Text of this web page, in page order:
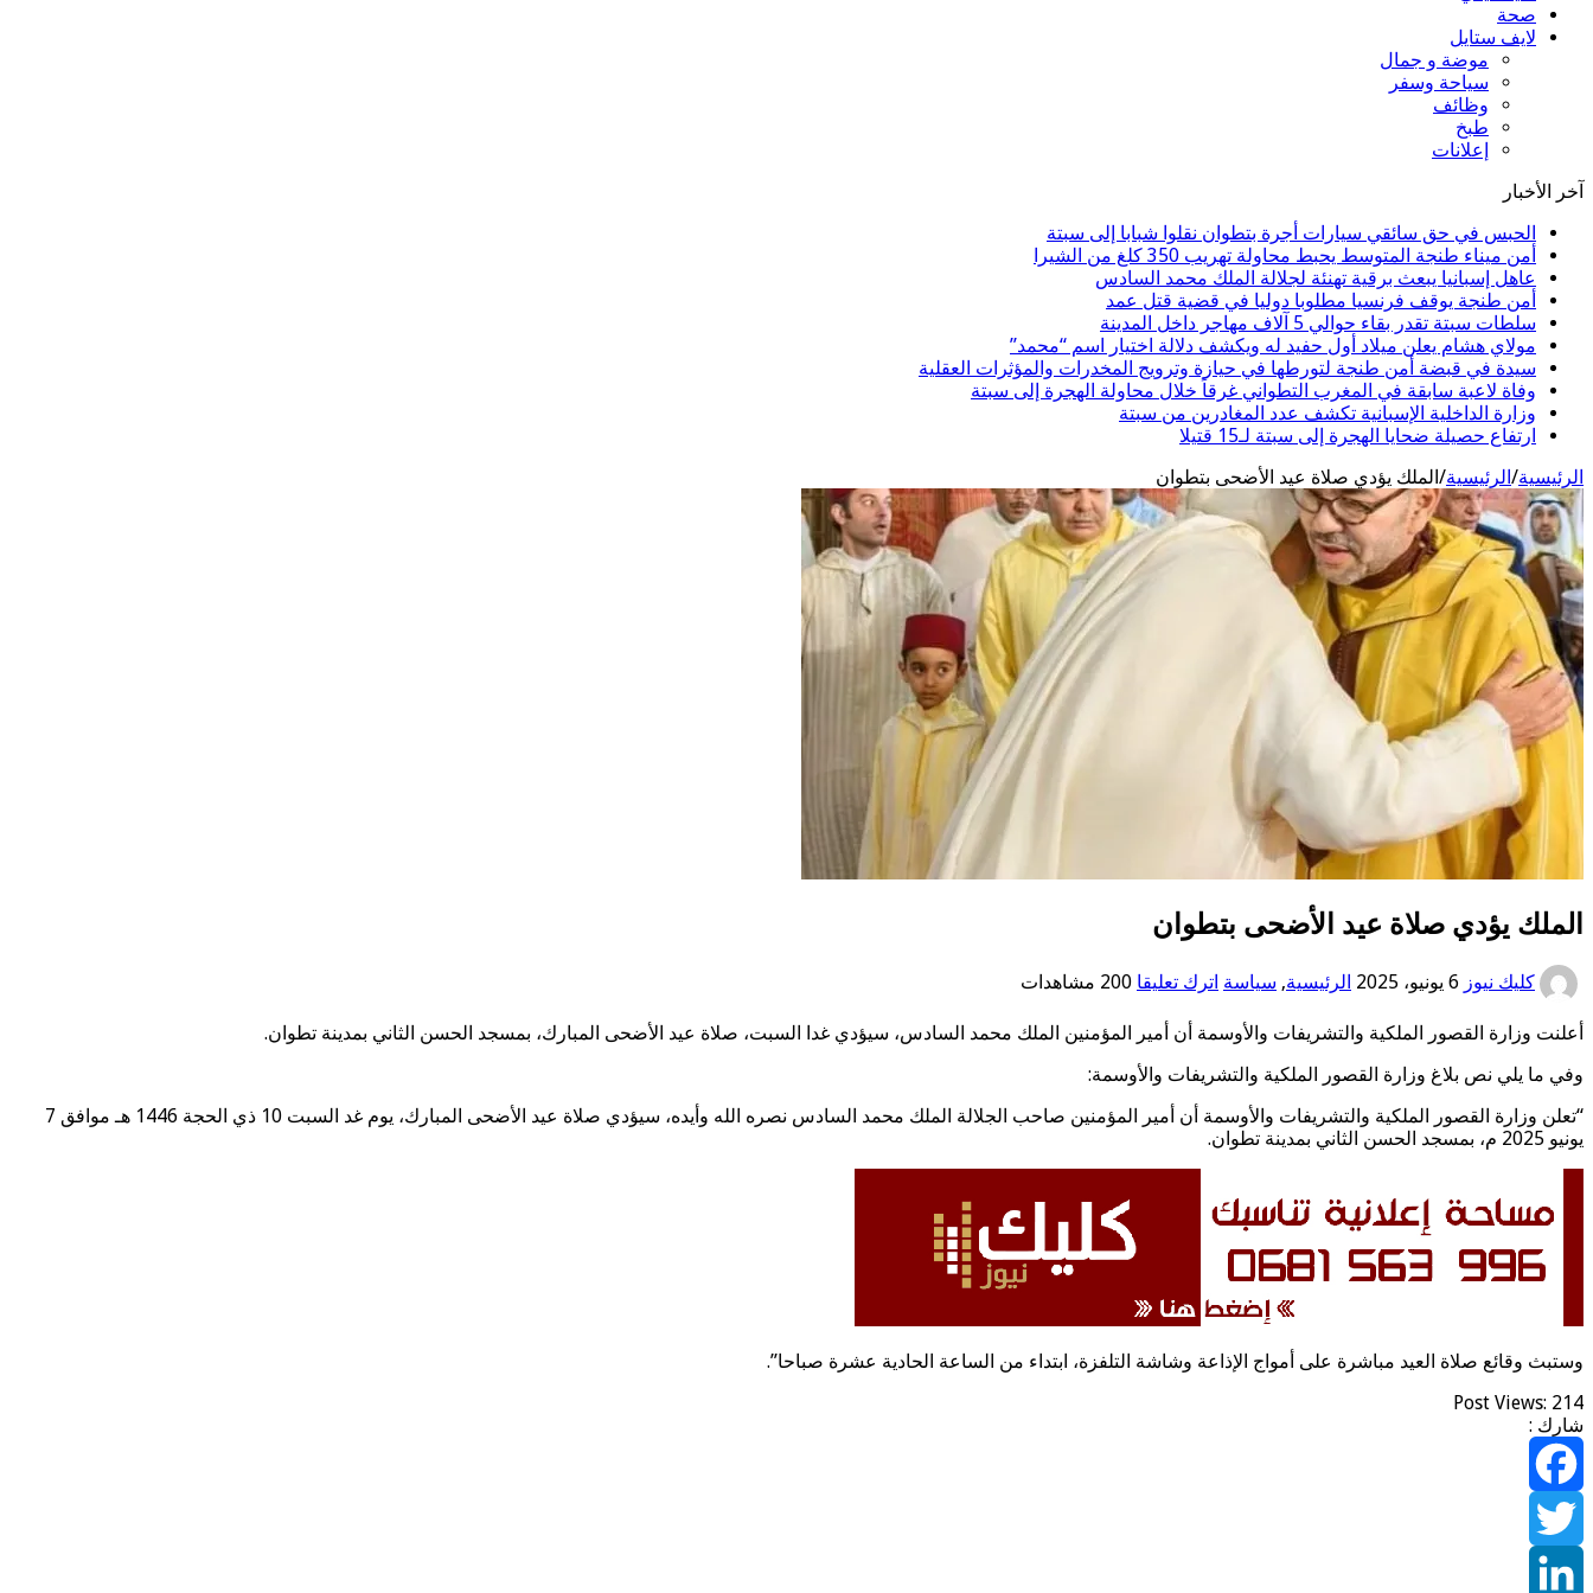
صحة
لايف ستايل
موضة و جمال
سياحة وسفر
وظائف
طبخ
إعلانات
آخر الأخبار
الحبس في حق سائقي سيارات أجرة بتطوان نقلوا شبابا إلى سبتة
أمن ميناء طنجة المتوسط يحبط محاولة تهريب 350 كلغ من الشيرا
عاهل إسبانيا يبعث برقية تهنئة لجلالة الملك محمد السادس
أمن طنجة يوقف فرنسيا مطلوبا دوليا في قضية قتل عمد
سلطات سبتة تقدر بقاء حوالي 5 آلاف مهاجر داخل المدينة
مولاي هشام يعلن ميلاد أول حفيد له ويكشف دلالة اختيار اسم “محمد”
سيدة في قبضة أمن طنجة لتورطها في حيازة وترويج المخدرات والمؤثرات العقلية
وفاة لاعبة سابقة في المغرب التطواني غرقاً خلال محاولة الهجرة إلى سبتة
وزارة الداخلية الإسبانية تكشف عدد المغادرين من سبتة
ارتفاع حصيلة ضحايا الهجرة إلى سبتة لـ15 قتيلا
الرئيسية/الرئيسية/الملك يؤدي صلاة عيد الأضحى بتطوان
الملك يؤدي صلاة عيد الأضحى بتطوان
كليك نيوز 6 يونيو، 2025 الرئيسية, سياسة اترك تعليقا 200 مشاهدات
أعلنت وزارة القصور الملكية والتشريفات والأوسمة أن أمير المؤمنين الملك محمد السادس، سيؤدي غدا السبت، صلاة عيد الأضحى المبارك، بمسجد الحسن الثاني بمدينة تطوان.
وفي ما يلي نص بلاغ وزارة القصور الملكية والتشريفات والأوسمة:
“تعلن وزارة القصور الملكية والتشريفات والأوسمة أن أمير المؤمنين صاحب الجلالة الملك محمد السادس نصره الله وأيده، سيؤدي صلاة عيد الأضحى المبارك، يوم غد السبت 10 ذي الحجة 1446 هـ موافق 7
يونيو 2025 م، بمسجد الحسن الثاني بمدينة تطوان.
وستبث وقائع صلاة العيد مباشرة على أمواج الإذاعة وشاشة التلفزة، ابتداء من الساعة الحادية عشرة صباحا”.
Post Views: 214
شارك :
Facebook
Twitter